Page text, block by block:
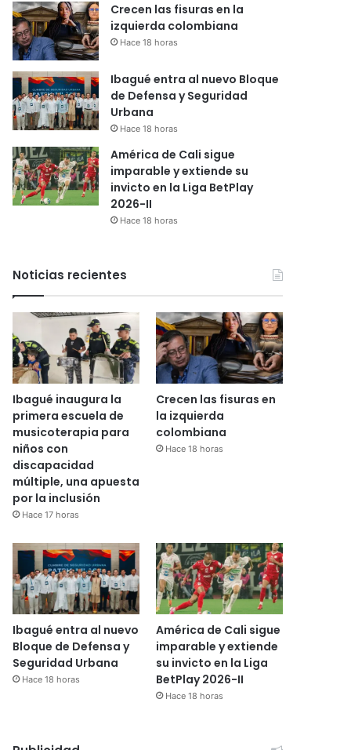
Crecen las fisuras en la
izquierda colombiana
Hace 18 horas
Ibagué entra al nuevo Bloque
de Defensa y Seguridad
Urbana
Hace 18 horas
América de Cali sigue
imparable y extiende su
invicto en la Liga BetPlay
2026-II
Hace 18 horas
Noticias recientes
Ibagué inaugura la
primera escuela de
musicoterapia para
niños con
discapacidad
múltiple, una apuesta
por la inclusión
Hace 17 horas
Crecen las fisuras en
la izquierda
colombiana
Hace 18 horas
Ibagué entra al nuevo
Bloque de Defensa y
Seguridad Urbana
Hace 18 horas
América de Cali sigue
imparable y extiende
su invicto en la Liga
BetPlay 2026-II
Hace 18 horas